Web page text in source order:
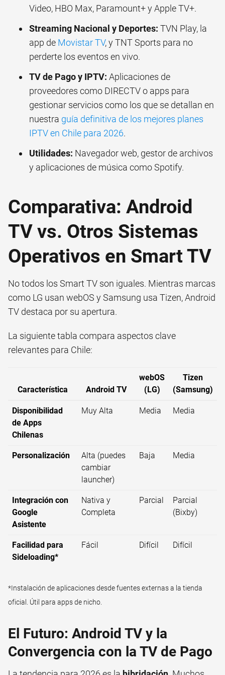
Video, HBO Max, Paramount+ y Apple TV+.
Streaming Nacional y Deportes: TVN Play, la
app de Movistar TV, y TNT Sports para no
perderte los eventos en vivo.
TV de Pago y IPTV: Aplicaciones de
proveedores como DIRECTV o apps para
gestionar servicios como los que se detallan en
nuestra guía definitiva de los mejores planes
IPTV en Chile para 2026.
Utilidades: Navegador web, gestor de archivos
y aplicaciones de música como Spotify.
Comparativa: Android
TV vs. Otros Sistemas
Operativos en Smart TV
No todos los Smart TV son iguales. Mientras marcas
como LG usan webOS y Samsung usa Tizen, Android
TV destaca por su apertura.
La siguiente tabla compara aspectos clave
relevantes para Chile:
Característica Android TV
webOS
(LG)
Tizen
(Samsung)
Disponibilidad
de Apps
Chilenas
Muy Alta Media Media
Personalización
Alta (puedes
cambiar
launcher)
Baja Media
Integración con
Google
Asistente
Nativa y
Completa
Parcial
Parcial
(Bixby)
Facilidad para
Sideloading*
Fácil Difícil Difícil
*Instalación de aplicaciones desde fuentes externas a la tienda
oficial. Útil para apps de nicho.
El Futuro: Android TV y la
Convergencia con la TV de Pago